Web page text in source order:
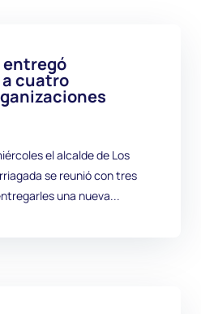
cuatro
el alcalde de Los
se reunió con tres
una nueva...